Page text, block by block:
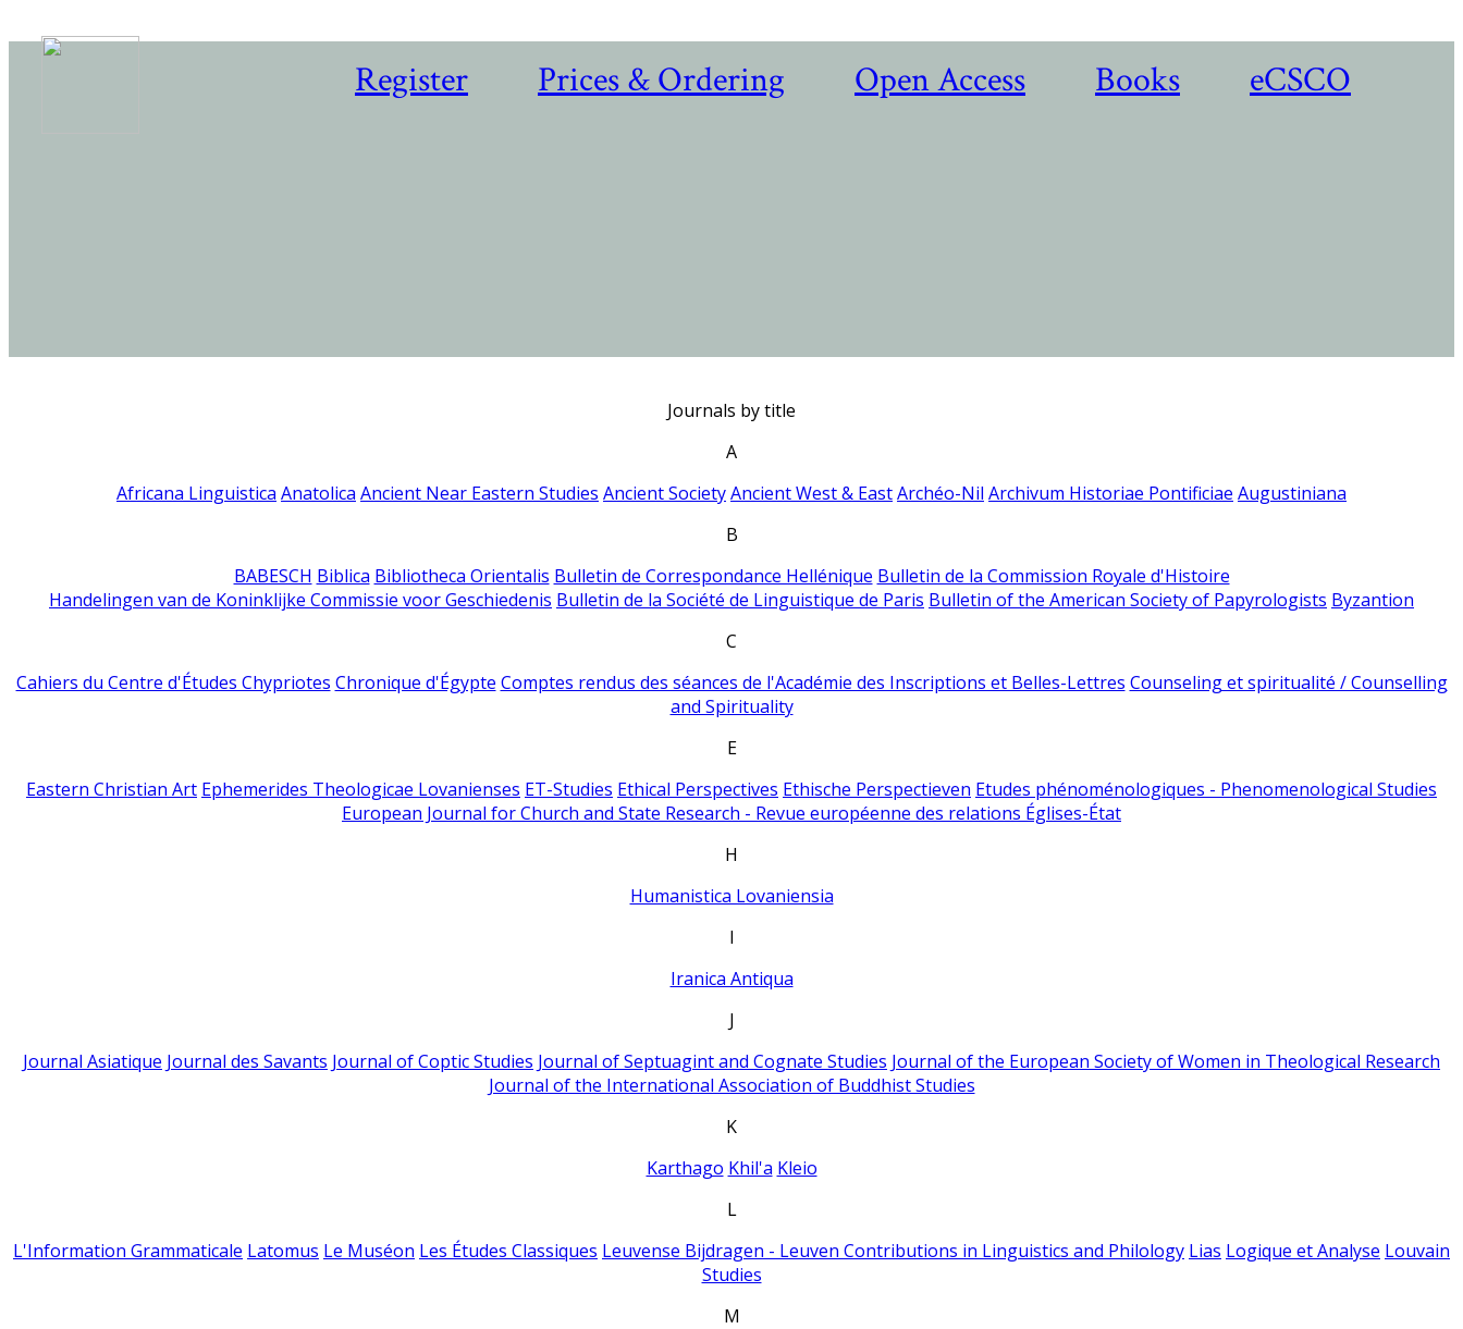
Register Prices & Ordering Open Access Books eCSCO
Journals by title
A
Africana Linguistica Anatolica Ancient Near Eastern Studies Ancient SocietyAncient West & EastArchéo-Nil Archivum Historiae Pontificiae Augustiniana
B
BABESCH Biblica Bibliotheca Orientalis Bulletin de Correspondance Hellénique Bulletin de la Commission Royale d'Histoire
Handelingen van de Koninklijke Commissie voor Geschiedenis Bulletin de la Société de Linguistique de Paris Bulletin of the American Society of Papyrologists Byzantion
C
Cahiers du Centre d'Études Chypriotes Chronique d'Égypte Comptes rendus des séances de l'Académie des Inscriptions et Belles-Lettres Counseling et spiritualité / Counselling
and Spirituality
E
Eastern Christian Art Ephemerides Theologicae Lovanienses ET-Studies Ethical Perspectives Ethische Perspectieven Etudes phénoménologiques - Phenomenological Studies
European Journal for Church and State Research - Revue européenne des relations Églises-État
H
Humanistica Lovaniensia
I
Iranica Antiqua
J
Journal Asiatique Journal des Savants Journal of Coptic Studies Journal of Septuagint and Cognate Studies Journal of the European Society of Women in Theological Research
Journal of the International Association of Buddhist Studies
K
Karthago Khil'a Kleio
L
L'Information Grammaticale Latomus Le Muséon Les Études Classiques Leuvense Bijdragen - Leuven Contributions in Linguistics and Philology Lias Logique et Analyse Louvain
Studies
M